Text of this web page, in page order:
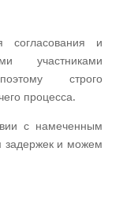
согласования и
участниками
строго
процесса.
с намеченным
задержек и можем